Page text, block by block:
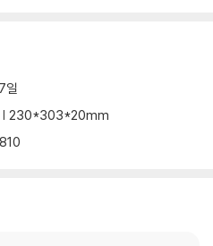
일
| 230*303*20mm